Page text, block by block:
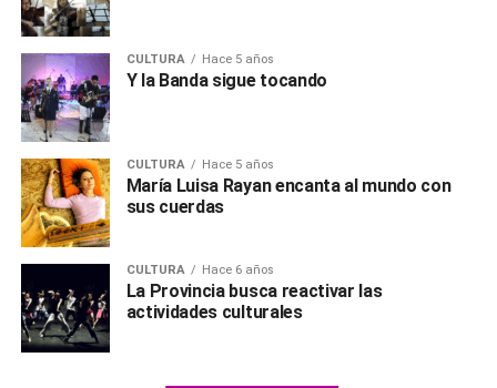
CULTURA Hace 5 años
Y la Banda sigue tocando
CULTURA Hace 5 años
María Luisa Rayan encanta al mundo con
sus cuerdas
CULTURA Hace 6 años
La Provincia busca reactivar las
actividades culturales